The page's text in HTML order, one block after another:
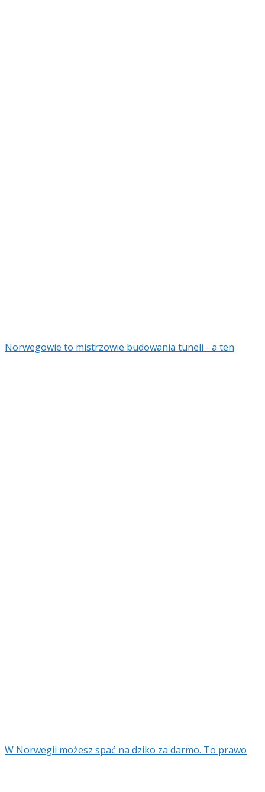
Norwegowie to mistrzowie budowania tuneli - a ten
W Norwegii możesz spać na dziko za darmo. To prawo